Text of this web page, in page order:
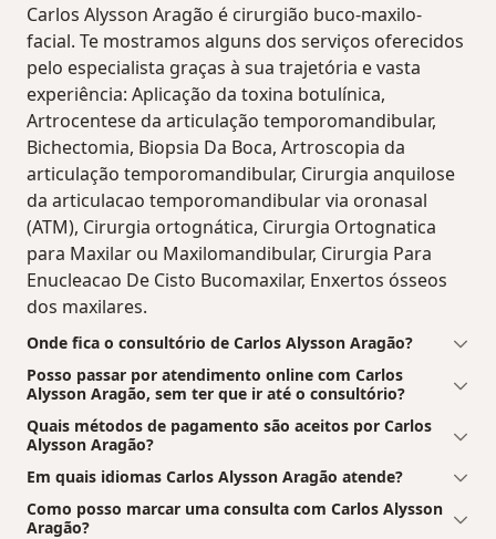
Carlos Alysson Aragão é cirurgião buco-maxilo-
facial. Te mostramos alguns dos serviços oferecidos
pelo especialista graças à sua trajetória e vasta
experiência: Aplicação da toxina botulínica,
Artrocentese da articulação temporomandibular,
Bichectomia, Biopsia Da Boca, Artroscopia da
articulação temporomandibular, Cirurgia anquilose
da articulacao temporomandibular via oronasal
(ATM), Cirurgia ortognática, Cirurgia Ortognatica
para Maxilar ou Maxilomandibular, Cirurgia Para
Enucleacao De Cisto Bucomaxilar, Enxertos ósseos
dos maxilares.
Onde fica o consultório de Carlos Alysson Aragão?
Posso passar por atendimento online com Carlos
Alysson Aragão, sem ter que ir até o consultório?
Quais métodos de pagamento são aceitos por Carlos
Alysson Aragão?
Em quais idiomas Carlos Alysson Aragão atende?
Como posso marcar uma consulta com Carlos Alysson
Aragão?